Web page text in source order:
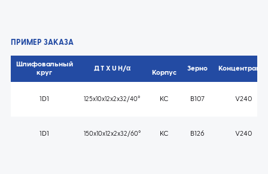
ПРИМЕР ЗАКАЗА
Шлифовальный
круг
Д T X U H/α
Корпус
Зерно
1D1 125x10x12x2x32/40° KC B107 V240
1D1 150x10x12x2x32/60° KC B126 V240